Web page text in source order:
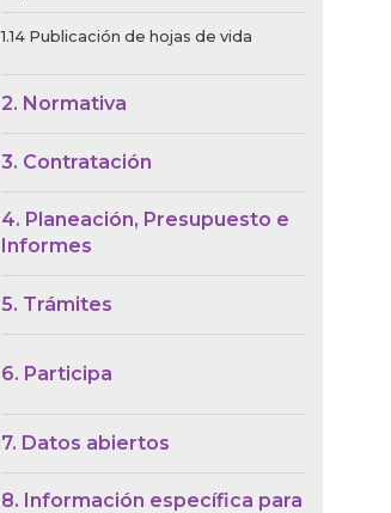
1.14 Publicación de hojas de vida
2. Normativa
3. Contratación
4. Planeación, Presupuesto e
Informes
5. Trámites
6. Participa
7. Datos abiertos
8. Información específica para